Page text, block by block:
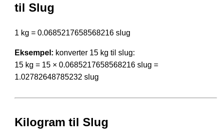
til Slug
1 kg = 0.0685217658568216 slug
Eksempel: konverter 15 kg til slug:
15 kg = 15 × 0.0685217658568216 slug =
1.02782648785232 slug
Kilogram til Slug